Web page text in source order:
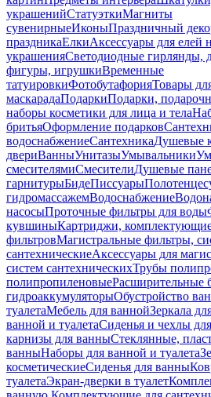
украшенийСтатуэткиМагниты
сувенирныеИконыПраздничный
праздникаЕлкиАксессуары для елей
украшенияСветодиодные гирлянды,
фигуры, игрушкиВременные
татуировкиФотобутафорияТовары
маскарадаПодаркиПодарки,
наборы косметики для лица и тела
бритьяОформление подарков
водоснабжениеСантехникаДушевые
двериВанныУнитазыУмывальники
смесителямиСмесителиДушевые
гарнитурыБидеПиссуары
гидромассажемВодоснабжение
насосыПроточные фильтры для воды
кувшиныКартриджи,
фильтровМагистральные фильтры,
сантехническиеАксессуары для
систем сантехническихТрубы
полипропиленовыеРасширительные
гидроаккумуляторыОбустройство
туалетаМебель для ваннойЗеркала
ванной и туалетаСиденья и чехлы
карнизы для ванныСтеклянные,
ванныНаборы для ванной и туалета
косметическиеСиденья для ванны
туалетаЭкран-дверки в туалет